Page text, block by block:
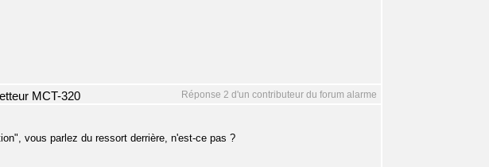
Réponse 2 d'un contributeur du forum alarme
MCT-320
vous parlez du ressort derrière, n'est-ce pas ?